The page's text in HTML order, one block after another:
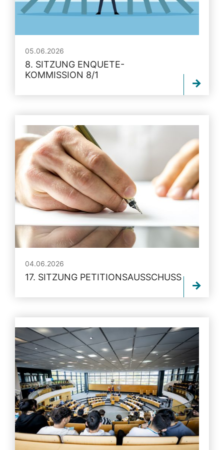
05.06.2026
8. SITZUNG ENQUETE-
KOMMISSION 8/1
04.06.2026
17. SITZUNG PETITIONSAUSSCHUSS